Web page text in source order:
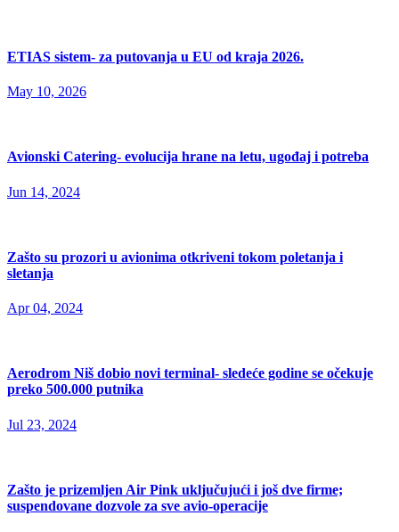
ETIAS sistem- za putovanja u EU od kraja 2026.
May 10, 2026
Avionski Catering- evolucija hrane na letu, ugođaj i potreba
Jun 14, 2024
Zašto su prozori u avionima otkriveni tokom poletanja i
sletanja
Apr 04, 2024
Aerodrom Niš dobio novi terminal- sledeće godine se očekuje
preko 500.000 putnika
Jul 23, 2024
Zašto je prizemljen Air Pink uključujući i još dve firme;
suspendovane dozvole za sve avio-operacije